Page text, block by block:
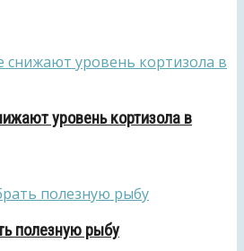
уровень кортизола в
полезную рыбу